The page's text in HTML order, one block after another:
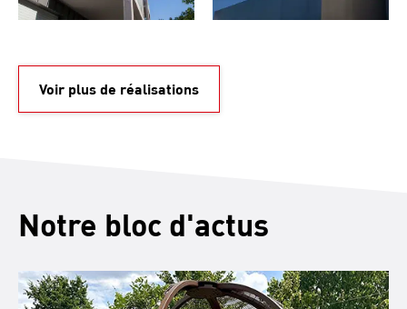
Voir plus de réalisations
Notre bloc d'actus